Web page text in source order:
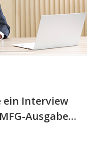
ein Interview
Ausgabe